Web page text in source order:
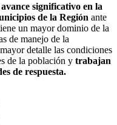
significativo en la
de la Región ante
un mayor dominio de la
de manejo de la
detalle las condiciones
de la población y trabajan
de respuesta.